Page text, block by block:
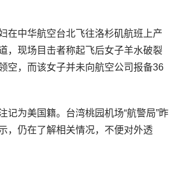
在中华航空台北飞往洛杉矶航班上产
，现场目击者称起飞后女子羊水破裂
空，而该女子并未向航空公司报备36
记为美国籍。台湾桃园机场“航警局”昨
，仍在了解相关情况，不便对外透